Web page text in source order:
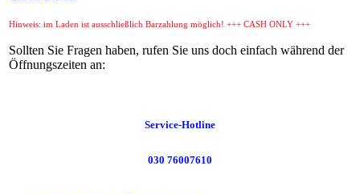
Hinweis: im Laden ist ausschließlich Barzahlung möglich! +++ CASH ONLY +++
Sollten Sie Fragen haben, rufen Sie uns doch einfach während der
Öffnungszeiten an:
Service-Hotline
030 76007610